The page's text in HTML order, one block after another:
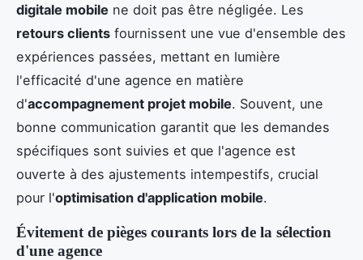
digitale mobile ne doit pas être négligée. Les
retours clients fournissent une vue d'ensemble des
expériences passées, mettant en lumière
l'efficacité d'une agence en matière
d'accompagnement projet mobile. Souvent, une
bonne communication garantit que les demandes
spécifiques sont suivies et que l'agence est
ouverte à des ajustements intempestifs, crucial
pour l'optimisation d'application mobile.
Évitement de pièges courants lors de la sélection
d'une agence